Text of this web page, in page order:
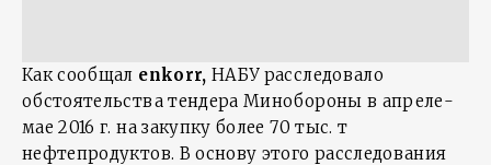
Как сообщал enkorr,НАБУ расследовало
обстоятельства тендера Минобороны в апреле-
мае 2016 г. на закупку более 70 тыс. т
нефтепродуктов. В основу этого расследования